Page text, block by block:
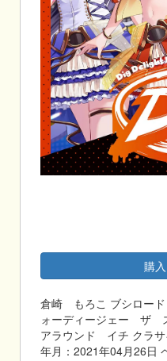
購
倉崎 もろこ ブシロード
ォーディージェー ザ
アラウンド イチ クラ
年月：2021年04月26日